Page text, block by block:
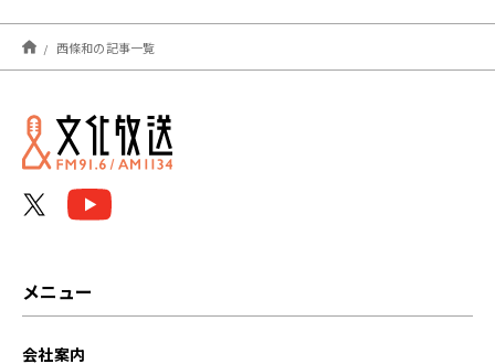
2025年07月
2025年02月
2023年03月
西條和の記事一覧
メニュー
会社案内